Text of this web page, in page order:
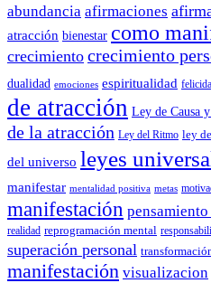
abundancia afirmaciones
atracción bienestar como
crecimiento crecimiento
dualidad emociones espiritualidad
de atracción Ley de Causa
de la atracción Ley del Ritmo ley
del universo leyes
manifestar mentalidad positiva metas
manifestación
realidad reprogramación mental
superación personal
manifestación visualizacion